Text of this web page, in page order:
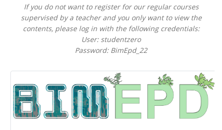
If you do not want to register for our regular courses
supervised by a teacher and you only want to view the
contents, please log in with the following credentials:
User: studentzero
Password: BimEpd_22